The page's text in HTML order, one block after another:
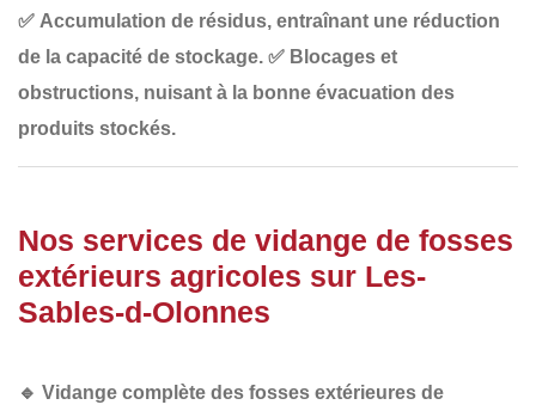
✅ Accumulation de résidus, entraînant une réduction
de la capacité de stockage. ✅ Blocages et
obstructions, nuisant à la bonne évacuation des
produits stockés.
Nos services de vidange de fosses
extérieurs agricoles sur Les-
Sables-d-Olonnes
🔹 Vidange complète des fosses extérieures de